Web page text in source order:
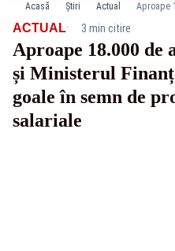
Acasă Știri Actual
ACTUAL· 3 min citire
Aproape 18.000 de
și Ministerul
goale în semn de
salariale